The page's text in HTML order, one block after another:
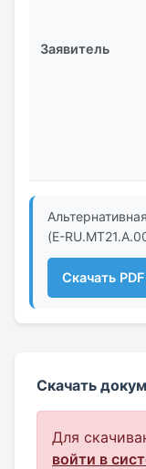
Заявитель
(E-
Скачать PDF
Скачать
Для
войти в